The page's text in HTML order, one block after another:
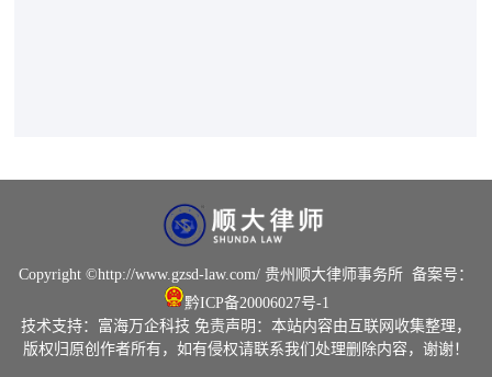
Copyright ©http://www.gzsd-law.com/ 贵州顺大律师事务所 备案号：
黔ICP备20006027号-1
技术支持： 富海万企科技 免责声明：本站内容由互联网收集整理，
版权归原创作者所有，如有侵权请联系我们处理删除内容，谢谢！